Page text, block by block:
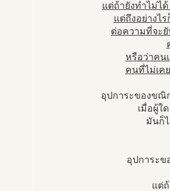
แต่ถ้ายังทำไม่ได้
แต่ถึงอย่าง
ต่อความที่จะยั
หรือว่าคน
คนที่ไม่เค
อุปการะของขณิ
เมื่อผู้ใ
มันก็
อุปการะข
แต่